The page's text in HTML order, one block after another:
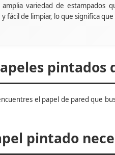
variedad de estampados
fácil de limpiar, lo que significa
pintados
el papel de pared que
pintado